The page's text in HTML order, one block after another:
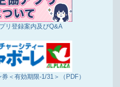
リ登録案内及びQ&A
＜有効期限-1/31＞（PDF）